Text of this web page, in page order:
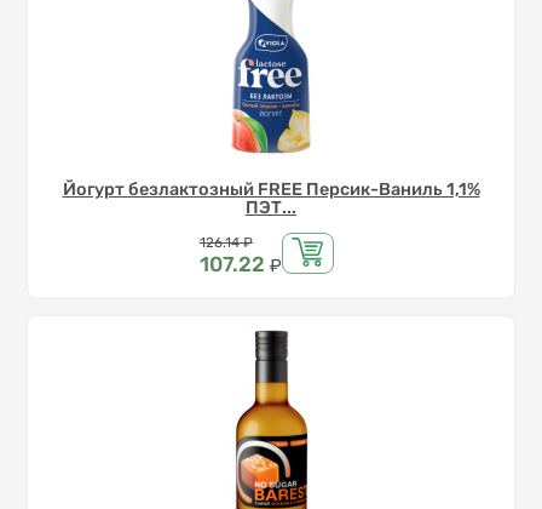
Йогурт безлактозный FREE Персик-Ваниль 1,1%
ПЭТ...
Цена
126.14 ₽
107.22 ₽